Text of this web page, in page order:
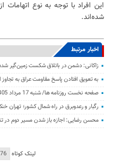
شده‌اند.
اخبار مرتبط
زاکانی: دشمن در باتلاق شکست زمین‌گیر
به تعویق افتادن پاسخ مقاومت عراق به
صفحه نخست روزنامه ها/ شنبه 17 مرداد 1405
رگبار و رعدوبرق در راه شمال کشور؛ تهران
محسن رضایی: اجازه باز شدن مسیر دوم در
لینک کوتاه